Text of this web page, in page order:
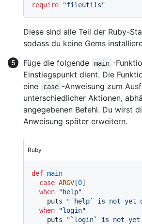
require
"fileutils"
Diese sind alle Teil der Ruby-
sodass du keine Gems
Füge die folgende
main -
Einstiegspunkt dient. Die
eine
case -Anweisung zum
unterschiedlicher Aktionen,
angegebenen Befehl. Du wirst
Anweisung später erweitern.
Ruby
def main
case ARGV [0]
when
"help"
    puts
"`help` is not yet
when
"login"
    puts
"`login` is not yet